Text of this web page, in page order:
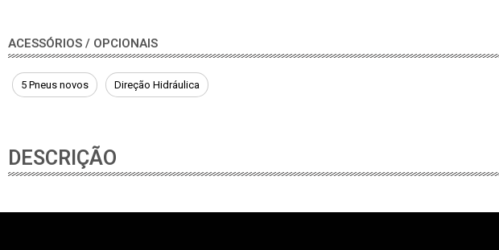
ACESSÓRIOS / OPCIONAIS
5 Pneus novos Direção Hidráulica
DESCRIÇÃO